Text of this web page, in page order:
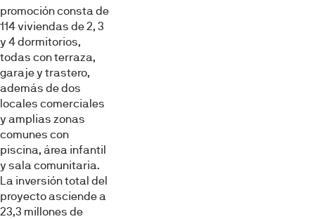
Las cookies de este sitio web se usan para personalizar
el contenido y los anuncios, ofrecer funciones de redes
sociales y analizar el tráfico. Además, compartimos
información sobre el uso que haga del sitio web con
nuestros partners de redes sociales, publicidad y análisis
web, quienes pueden combinarla con otra información
que les haya proporcionado o que hayan recopilado a
partir del uso que haya hecho de sus servicios.
Selección
consentimiento
Necesarias
promoción consta de
114 viviendas de 2, 3
y 4 dormitorios,
todas con terraza,
garaje y trastero,
además de dos
locales comerciales
y amplias zonas
comunes con
piscina, área infantil
y sala comunitaria.
La inversión total del
proyecto asciende a
23,3 millones de